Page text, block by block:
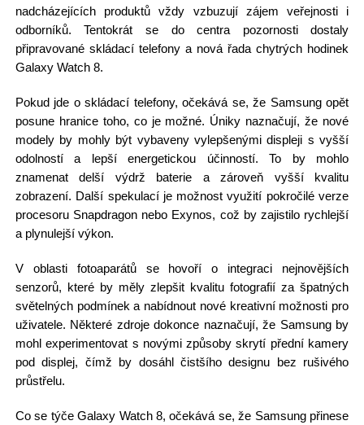
nadcházejících produktů vždy vzbuzují zájem veřejnosti i
odborníků. Tentokrát se do centra pozornosti dostaly
připravované skládací telefony a nová řada chytrých hodinek
Galaxy Watch 8.
Pokud jde o skládací telefony, očekává se, že Samsung opět
posune hranice toho, co je možné. Úniky naznačují, že nové
modely by mohly být vybaveny vylepšenými displeji s vyšší
odolností a lepší energetickou účinností. To by mohlo
znamenat delší výdrž baterie a zároveň vyšší kvalitu
zobrazení. Další spekulací je možnost využití pokročilé verze
procesoru Snapdragon nebo Exynos, což by zajistilo rychlejší
a plynulejší výkon.
V oblasti fotoaparátů se hovoří o integraci nejnovějších
senzorů, které by měly zlepšit kvalitu fotografií za špatných
světelných podmínek a nabídnout nové kreativní možnosti pro
uživatele. Některé zdroje dokonce naznačují, že Samsung by
mohl experimentovat s novými způsoby skrytí přední kamery
pod displej, čímž by dosáhl čistšího designu bez rušivého
průstřelu.
Co se týče Galaxy Watch 8, očekává se, že Samsung přinese